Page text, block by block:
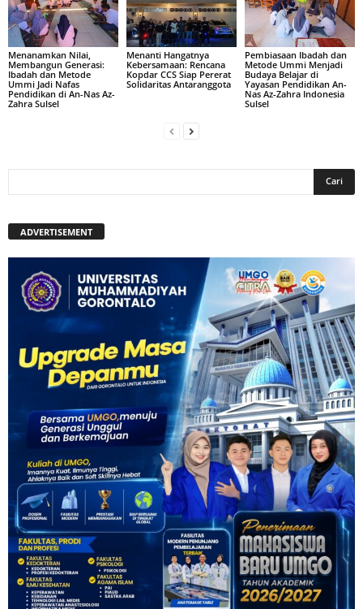
Menanamkan Nilai,
Membangun Generasi:
Ibadah dan Metode
Ummi Jadi Nafas
Pendidikan di An-Nas Az-
Zahra Sulsel
Menanti Hangatnya
Kebersamaan: Rencana
Kopdar CCS Siap Pererat
Solidaritas Antaranggota
Pembiasaan Ibadah dan
Metode Ummi Menjadi
Budaya Belajar di
Yayasan Pendidikan An-
Nas Az-Zahra Indonesia
Sulsel
ADVERTISEMENT